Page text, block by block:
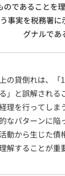
のであることを
事実を税務署
グナルであ
の貸倒れは、「
」と誤解される
理を行ってしま
なパターンに陥
動から生じた債
解することが重